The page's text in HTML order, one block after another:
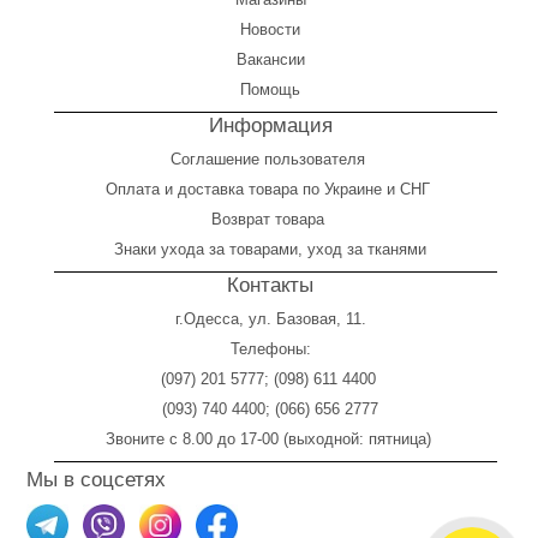
Новости
Вакансии
Помощь
Информация
Соглашение пользователя
Оплатаи доставка товара по Украине и СНГ
Возврат товара
Знаки ухода за товарами, уход за тканями
Контакты
г.Одесса, ул. Базовая, 11.
Телефоны:
(097) 201 5777; (098) 611 4400
(093) 740 4400; (066) 656 2777
Звоните с 8.00 до 17-00 (выходной: пятница)
Мы в соцсетях